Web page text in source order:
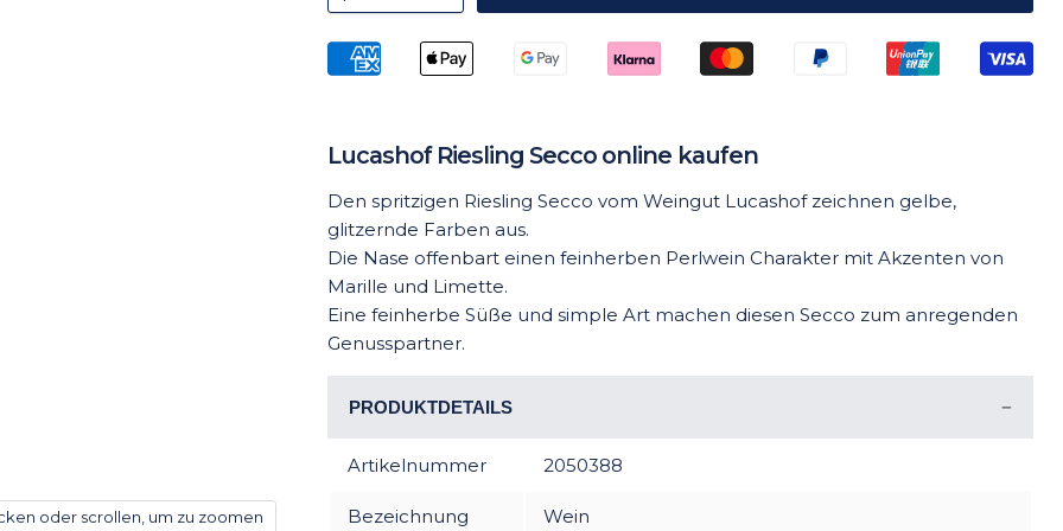
oder scrollen, um zu zoomen
Lucashof Riesling Secco online kaufen
Den spritzigen Riesling Secco vom Weingut Lucashof zeichnen gelbe,
glitzernde Farben aus.
Die Nase offenbart einen feinherben Perlwein Charakter mit Akzenten von
Marille und Limette.
Eine feinherbe Süße und simple Art machen diesen Secco zum anregenden
Genusspartner.
PRODUKTDETAILS
Artikelnummer 2050388
Bezeichnung Wein